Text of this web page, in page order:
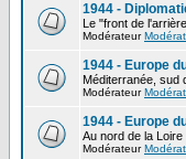
1944 -
Le "front de
Modérateur
1944 - Europe
Méditerranée, sud
Modérateur
1944 - Europe
Au nord de la
Modérateur